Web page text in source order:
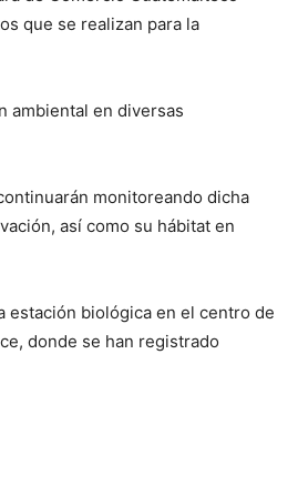
que se realizan para la
ambiental en diversas
monitoreando dicha
así como su hábitat en
estación biológica en el centro de
donde se han registrado